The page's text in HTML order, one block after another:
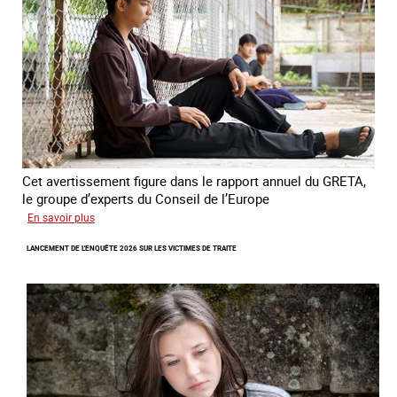
domestique
en
France
Cet avertissement figure dans le rapport annuel du GRETA,
le groupe d’experts du Conseil de l’Europe
En savoir plus
des
de
traite
à
des
fins
de
criminalité
LANCEMENT DE L'ENQUÊTE 2026 SUR LES VICTIMES DE TRAITE